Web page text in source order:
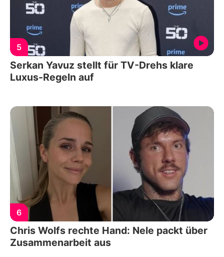
5
Serkan Yavuz stellt für TV-Drehs klare
Luxus-Regeln auf
6
Chris Wolfs rechte Hand: Nele packt über
Zusammenarbeit aus